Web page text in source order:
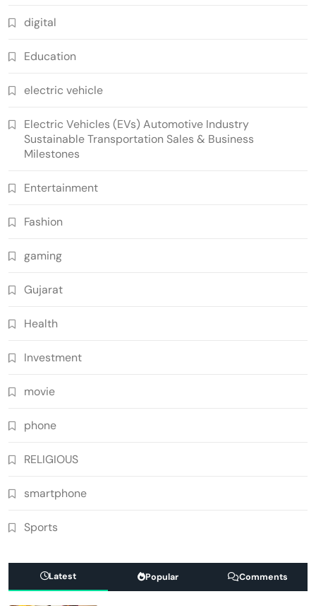
digital
Education
electric vehicle
Electric Vehicles (EVs) Automotive Industry
Sustainable Transportation Sales & Business
Milestones
Entertainment
Fashion
gaming
Gujarat
Health
Investment
movie
phone
RELIGIOUS
smartphone
Sports
Latest Popular Comments